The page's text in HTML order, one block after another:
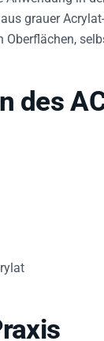
grauer
des